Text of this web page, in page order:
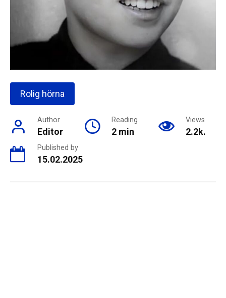
Rolig hörna
Author
Editor
Reading
2 min
Views
2.2k.
Published by
15.02.2025